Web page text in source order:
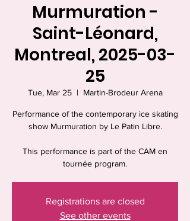
Murmuration -
Saint-Léonard,
Montreal, 2025-03-
25
Tue, Mar 25
  |
Martin-Brodeur Arena
Performance of the contemporary ice skating
show Murmuration by Le Patin Libre.
This performance is part of the CAM en
tournée program.
Registrations are closed
See other events